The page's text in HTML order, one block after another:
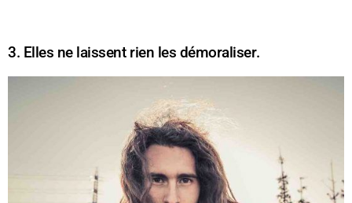
3. Elles ne laissent rien les démoraliser.